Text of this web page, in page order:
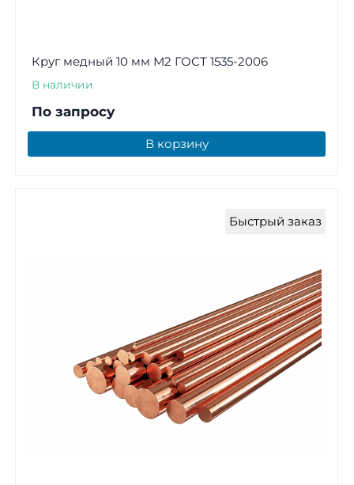
Круг медный 10 мм М2 ГОСТ 1535-2006
В наличии
По запросу
В корзину
Быстрый заказ